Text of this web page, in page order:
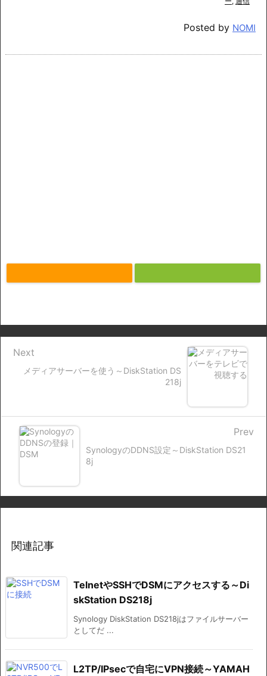
Posted by NOMI
メディアサーバーを使う～DiskStation DS
218j
Next
SynologyのDDNS設定～DiskStation DS21
8j
Prev
関連記事
TelnetやSSHでDSMにアクセスする～Di
skStation DS218j
Synology DiskStation DS218jはファイルサーバー
としてだ ...
L2TP/IPsecで自宅にVPN接続～YAMAH